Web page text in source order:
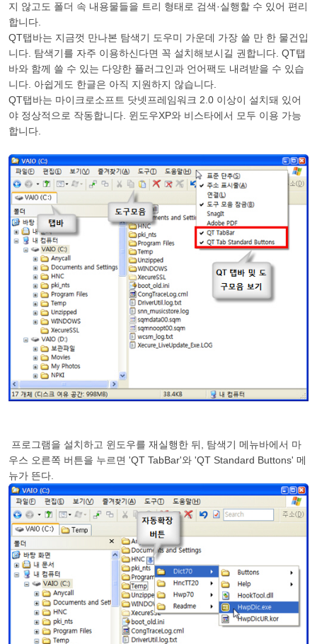
지 않고도 폴더 속 내용물들을 트리 형태로 검색·실행할 수 있어 편리
합니다.
QT탭바는 지금껏 만나본 탐색기 도우미 가운데 가장 쓸 만 한 물건입
니다. 탐색기를 자주 이용하신다면 꼭 설치해보시길 권합니다. QT탭
바와 함께 쓸 수 있는 다양한 플러그인과 언어팩도 내려받을 수 있습
니다. 아쉽게도 한글은 아직 지원하지 않습니다.
QT탭바는 마이크로소프트 닷넷프레임워크 2.0 이상이 설치돼 있어
야 정상적으로 작동합니다. 윈도우XP와 비스타에서 모두 이용 가능
합니다.
프로그램을 설치하고 윈도우를 재실행한 뒤, 탐색기 메뉴바에서 마
우스 오른쪽 버튼을 누르면 'QT TabBar'와 'QT Standard Buttons' 메
뉴가 뜬다.